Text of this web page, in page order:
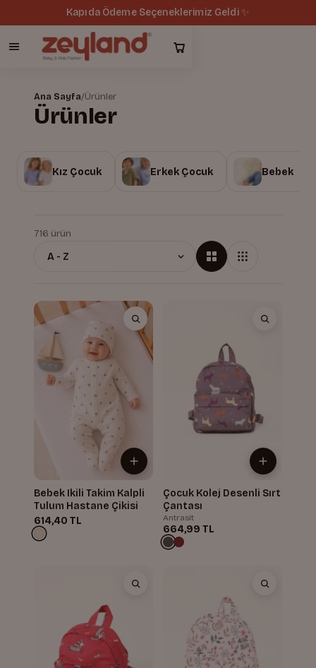
Kapıda Ödeme Seçeneklerimiz Geldi ✨
Ana Sayfa/Ürünler
Ürünler
Kız Çocuk Erkek Çocuk Bebek
716 ürün
Bebek Ikili Takim Kalpli
Tulum Hastane Çikisi
614,40 TL
Çocuk Kolej Desenli Sırt
Çantası
Antrasit
664,99 TL